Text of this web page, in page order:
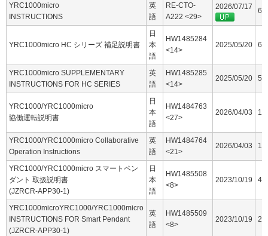
YRC1000micro
INSTRUCTIONS
英
語
RE-CTO-
A222 <29>
2026/07/17
YRC1000micro HC シリーズ 補足説明書
日
本
語
HW1485284
<14>
2025/05/20
YRC1000micro SUPPLEMENTARY
INSTRUCTIONS FOR HC SERIES
英
語
HW1485285
<14>
2025/05/20
YRC1000/YRC1000micro
協働運転説明書
日
本
語
HW1484763
<27>
2026/04/03
YRC1000/YRC1000micro Collaborative
Operation Instructions
英
語
HW1484764
<21>
2026/04/03
YRC1000/YRC1000micro スマートペン
ダント 取扱説明書
(JZRCR-APP30-1)
日
本
語
HW1485508
<8>
2023/10/19
YRC1000microYRC1000/YRC1000micro
INSTRUCTIONS FOR Smart Pendant
(JZRCR-APP30-1)
英
語
HW1485509
<8>
2023/10/19